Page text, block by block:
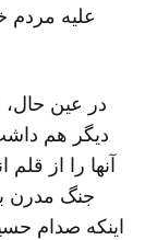
علیه مردم
در عین
دیگر هم
آنها را از
جنگ مدرن
اینکه صدام